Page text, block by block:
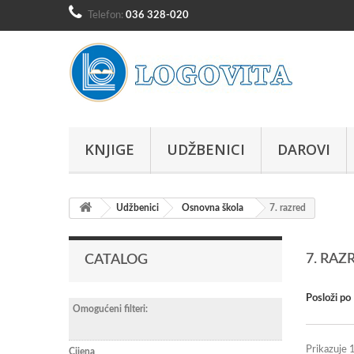
Telefon: 036 328-020
KNJIGE UDŽBENICI DAROVI
Udžbenici Osnovna škola 7. razred
CATALOG
Omogućeni filteri:
Cijena
7.
Posloži po
Prikazuje